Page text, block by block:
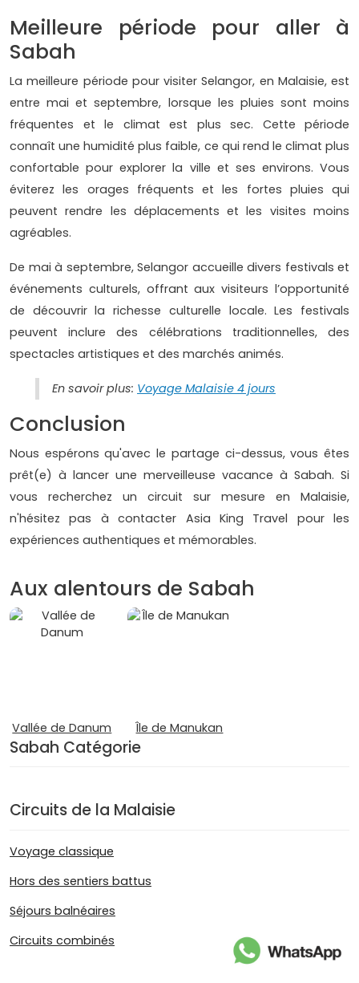
Meilleure période pour aller à
Sabah
La meilleure période pour visiter Selangor, en Malaisie, est
entre mai et septembre, lorsque les pluies sont moins
fréquentes et le climat est plus sec. Cette période
connaît une humidité plus faible, ce qui rend le climat plus
confortable pour explorer la ville et ses environs. Vous
éviterez les orages fréquents et les fortes pluies qui
peuvent rendre les déplacements et les visites moins
agréables.
De mai à septembre, Selangor accueille divers festivals et
événements culturels, offrant aux visiteurs l’opportunité
de découvrir la richesse culturelle locale. Les festivals
peuvent inclure des célébrations traditionnelles, des
spectacles artistiques et des marchés animés.
En savoir plus: Voyage Malaisie 4 jours
Conclusion
Nous espérons qu'avec le partage ci-dessus, vous êtes
prêt(e) à lancer une merveilleuse vacance à Sabah. Si
vous recherchez un circuit sur mesure en Malaisie,
n'hésitez pas à contacter Asia King Travel pour les
expériences authentiques et mémorables.
Aux alentours de Sabah
Vallée de Danum Île de Manukan
Sabah Catégorie
Circuits de la Malaisie
Voyage classique
Hors des sentiers battus
Séjours balnéaires
Circuits combinés